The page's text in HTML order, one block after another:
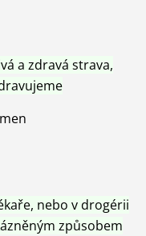
a zdravá strava,
nebo v drogérii
způsobem